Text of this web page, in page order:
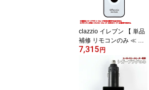
専用 ≫≪ 運転席と助手
席 別々にコントロール可
能 ≫
clazzio イレブン 【 単品
補修 リモコンのみ ≪ ク
ラッツィオ製コードレス
シートヒーター専用 ≫】
≪ 12V車専用 ≫≪ テス
ト用電池付 Clazzioさん
のコードレスシートヒー
7,315円